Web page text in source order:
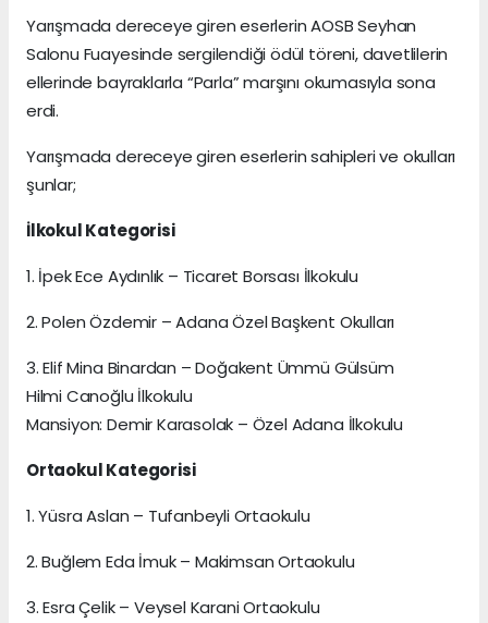
Yarışmada dereceye giren eserlerin AOSB Seyhan
Salonu Fuayesinde sergilendiği ödül töreni, davetlilerin
ellerinde bayraklarla “Parla” marşını okumasıyla sona
erdi.
Yarışmada dereceye giren eserlerin sahipleri ve okulları
şunlar;
İlkokul Kategorisi
1. İpek Ece Aydınlık – Ticaret Borsası İlkokulu
2. Polen Özdemir – Adana Özel Başkent Okulları
3. Elif Mina Binardan – Doğakent Ümmü Gülsüm
Hilmi Canoğlu İlkokulu
Mansiyon: Demir Karasolak – Özel Adana İlkokulu
Ortaokul Kategorisi
1. Yüsra Aslan – Tufanbeyli Ortaokulu
2. Buğlem Eda İmuk – Makimsan Ortaokulu
3. Esra Çelik – Veysel Karani Ortaokulu